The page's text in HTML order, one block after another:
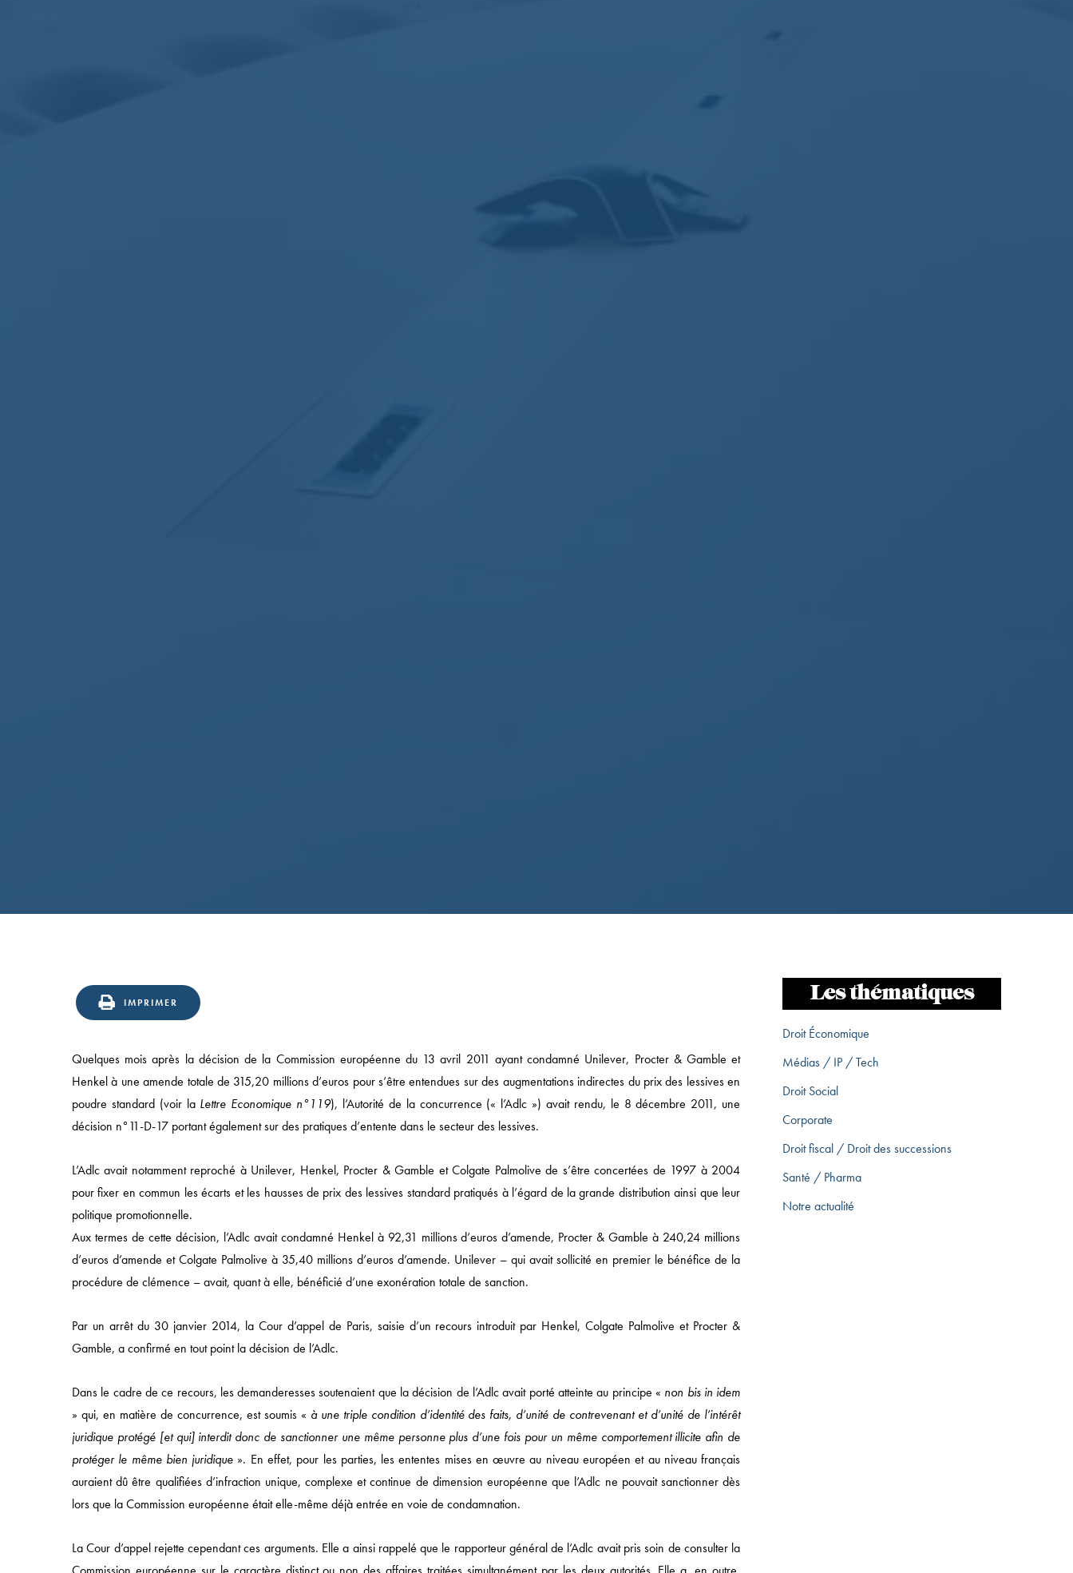
IMPRIMER
Quelques mois après la décision de la Commission européenne du 13 avril 2011 ayant condamné Unilever, Procter & Gamble et
Henkel à une amende totale de 315,20 millions d’euros pour s’être entendues sur des augmentations indirectes du prix des lessives en
poudre standard (voir la Lettre Economique n°119), l’Autorité de la concurrence (« l’Adlc ») avait rendu, le 8 décembre 2011, une
décision n°11-D-17 portant également sur des pratiques d’entente dans le secteur des lessives.
L’Adlc avait notamment reproché à Unilever, Henkel, Procter & Gamble et Colgate Palmolive de s’être concertées de 1997 à 2004
pour fixer en commun les écarts et les hausses de prix des lessives standard pratiqués à l’égard de la grande distribution ainsi que leur
politique promotionnelle.
Aux termes de cette décision, l’Adlc avait condamné Henkel à 92,31 millions d’euros d’amende, Procter & Gamble à 240,24 millions
d’euros d’amende et Colgate Palmolive à 35,40 millions d’euros d’amende. Unilever – qui avait sollicité en premier le bénéfice de la
procédure de clémence – avait, quant à elle, bénéficié d’une exonération totale de sanction.
Par un arrêt du 30 janvier 2014, la Cour d’appel de Paris, saisie d’un recours introduit par Henkel, Colgate Palmolive et Procter &
Gamble, a confirmé en tout point la décision de l’Adlc.
Dans le cadre de ce recours, les demanderesses soutenaient que la décision de l’Adlc avait porté atteinte au principe « non bis in idem
» qui, en matière de concurrence, est soumis « à une triple condition d’identité des faits, d’unité de contrevenant et d’unité de l’intérêt
juridique protégé [et qui] interdit donc de sanctionner une même personne plus d’une fois pour un même comportement illicite afin de
protéger le même bien juridique ». En effet, pour les parties, les ententes mises en œuvre au niveau européen et au niveau français
auraient dû être qualifiées d’infraction unique, complexe et continue de dimension européenne que l’Adlc ne pouvait sanctionner dès
lors que la Commission européenne était elle-même déjà entrée en voie de condamnation.
La Cour d’appel rejette cependant ces arguments. Elle a ainsi rappelé que le rapporteur général de l’Adlc avait pris soin de consulter la
Les thématiques
Droit Économique
Médias / IP / Tech
Droit Social
Corporate
Droit fiscal / Droit des successions
Santé / Pharma
Notre actualité
Accès rapide
ACCUEIL
COMPÉTENCES
Actualités
DROIT FISCAL / DROIT DES SUCCESSIONS
SANTÉ / PHARMA
NOTRE ACTUALITÉ